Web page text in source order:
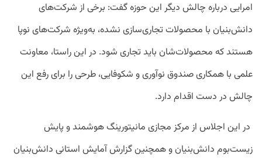
امرایی درباره چالش دیگر این حوزه گفت: برخی از شرکت‌های
دانش‌بنیان با محصولات تجاری‌سازی نشده، به‌ویژه شرکت‌های نوپا
هستند که محصولات‌شان باید تجاری شود. در این راستا، معاونت
علمی با همکاری صندوق نوآوری و شکوفایی، طرحی را برای رفع این
چالش در دست اقدام دارد.
در این اجلاس از مرکز مجازی مانیتورینگ هوشمند و پایش
زیست‌بوم دانش‌بنیان و همچنین گزارش آمایش استانی دانش‌بنیان